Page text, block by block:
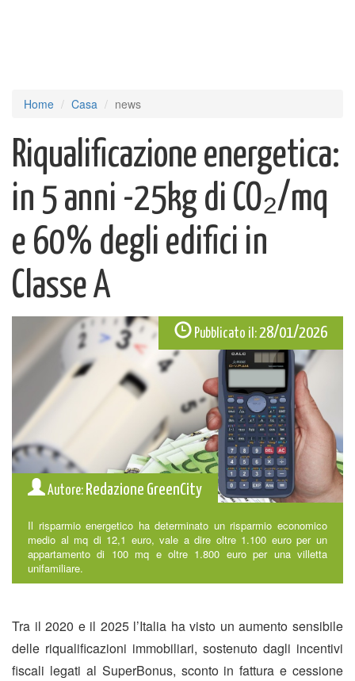
Home Casa news
Riqualificazione energetica:
in 5 anni -25kg di CO₂/mq
e 60% degli edifici in
Classe A
Pubblicato il:28/01/2026
Autore: Redazione GreenCity
Il risparmio energetico ha determinato un risparmio economico
medio al mq di 12,1 euro, vale a dire oltre 1.100 euro per un
appartamento di 100 mq e oltre 1.800 euro per una villetta
unifamiliare.
Tra il 2020 e il 2025 l’Italia ha visto un aumento sensibile
delle riqualificazioni immobiliari, sostenuto dagli incentivi
fiscali legati al SuperBonus, sconto in fattura e cessione